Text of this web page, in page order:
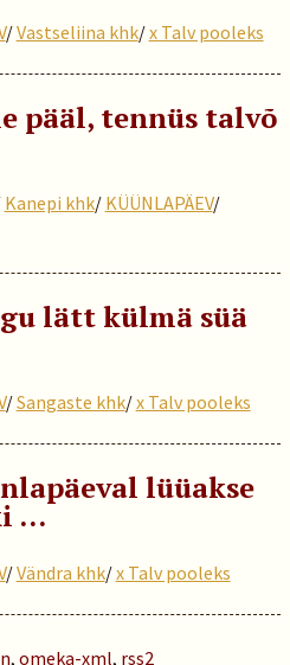
/Vastseliina khk/x Talv pooleks
pääl, tennüs talvõ
Kanepi khk/ KÜÜNLAPÄEV/
lätt külmä süä
/Sangaste khk/x Talv pooleks
lüüakse
…
/Vändra khk/x Talv pooleks
, omeka-xml, rss2